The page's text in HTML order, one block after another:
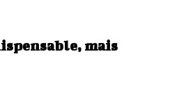
mais